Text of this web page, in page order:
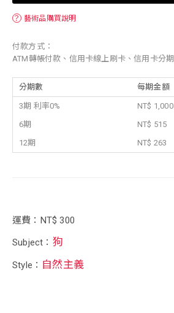
？ 藝術品購買說明
付款方式：
ATM轉帳付款、信用卡線上刷卡、信用卡分期
分期數 每期金額
3期 利率0%
NT$ 1,000
6期
NT$ 515
12期
NT$ 263
運費：NT$ 300
Subject： 狗
Style： 自然主義